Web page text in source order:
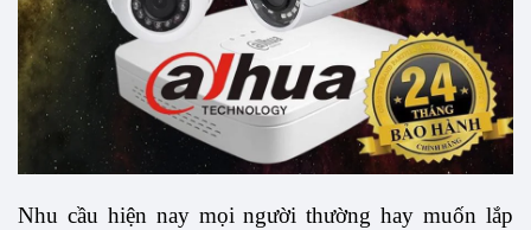
Nhu cầu hiện nay mọi người thường hay muốn lắp